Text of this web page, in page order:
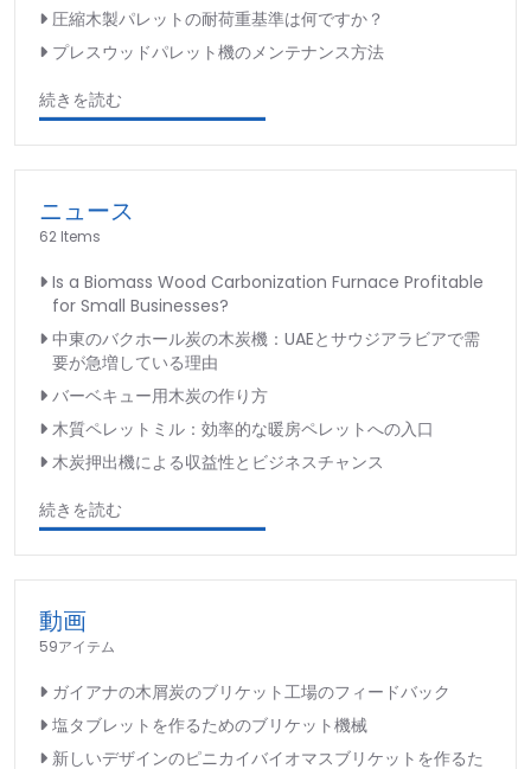
圧縮木製パレットの耐荷重基準は何ですか？
プレスウッドパレット機のメンテナンス方法
続きを読む
ニュース
62 Items
Is a Biomass Wood Carbonization Furnace Profitable
for Small Businesses?
中東のバクホール炭の木炭機：UAEとサウジアラビアで需
要が急増している理由
バーベキュー用木炭の作り方
木質ペレットミル：効率的な暖房ペレットへの入口
木炭押出機による収益性とビジネスチャンス
続きを読む
動画
59アイテム
ガイアナの木屑炭のブリケット工場のフィードバック
塩タブレットを作るためのブリケット機械
新しいデザインのピニカイバイオマスブリケットを作るた